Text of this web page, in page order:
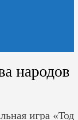
народов
игра «Тод